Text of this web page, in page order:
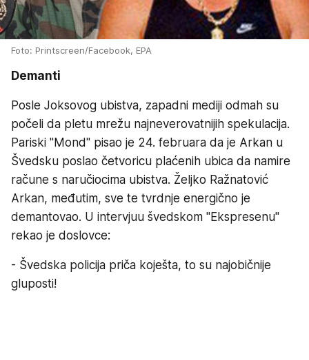
Foto: Printscreen/Facebook, EPA
Demanti
Posle Joksovog ubistva, zapadni mediji odmah su
počeli da pletu mrežu najneverovatnijih spekulacija.
Pariski "Mond" pisao je 24. februara da je Arkan u
Švedsku poslao četvoricu plaćenih ubica da namire
račune s naručiocima ubistva. Željko Ražnatović
Arkan, međutim, sve te tvrdnje energično je
demantovao. U intervjuu švedskom "Ekspresenu"
rekao je doslovce:
- Švedska policija priča koješta, to su najobičnije
gluposti!